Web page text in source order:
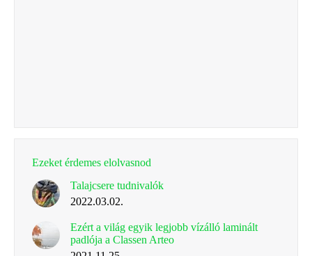
Ezeket érdemes elolvasnod
Talajcsere tudnivalók
2022.03.02.
Ezért a világ egyik legjobb vízálló laminált
padlója a Classen Arteo